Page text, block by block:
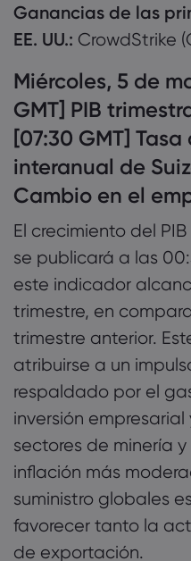
Ganancias de las
EE. UU.: CrowdStrike
Miércoles, 5 de
GMT] PIB
[07:30 GMT]
interanual de
Cambio en el
El crecimiento del
se publicará a las
este indicador
trimestre, en
trimestre anterior.
atribuirse a un
respaldado por el
inversión
sectores de minería
inflación más
suministro globales
favorecer tanto la
de exportación.